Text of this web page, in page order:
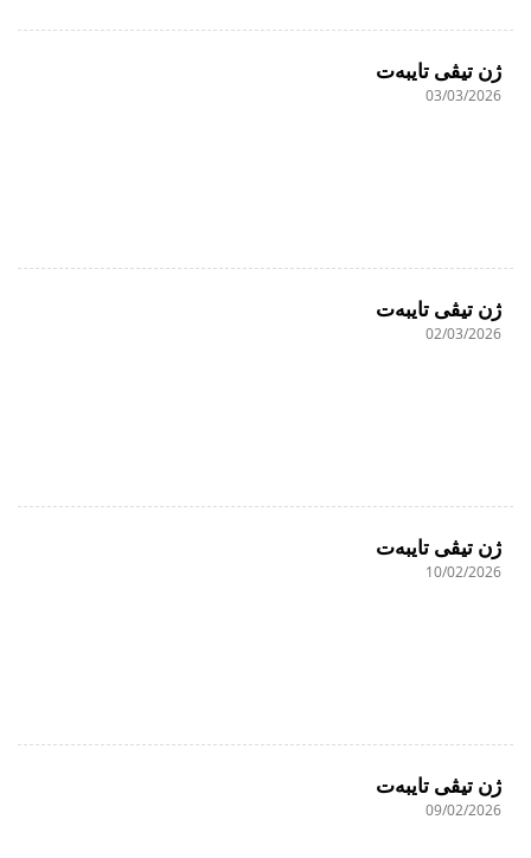
ژن تیڤی تایبەت
03/03/2026
ژن تیڤی تایبەت
02/03/2026
ژن تیڤی تایبەت
10/02/2026
ژن تیڤی تایبەت
09/02/2026